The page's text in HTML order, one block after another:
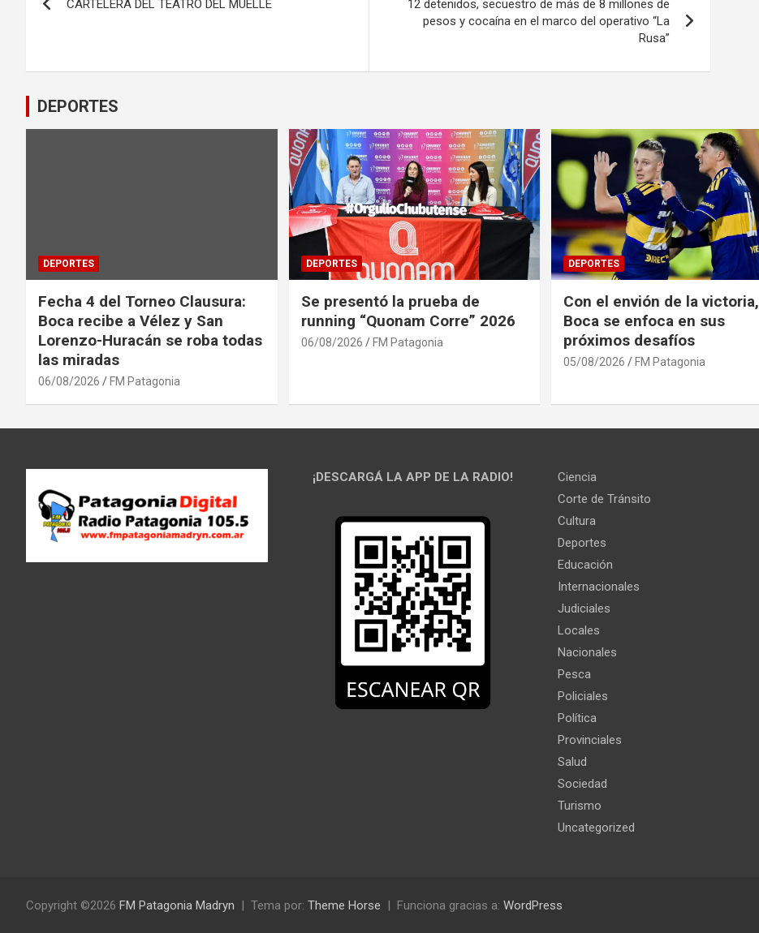
CARTELERA DEL TEATRO DEL MUELLE
12 detenidos, secuestro de más de 8 millones de
pesos y cocaína en el marco del operativo “La
Rusa”
DEPORTES
DEPORTES
Fecha 4 del Torneo Clausura:
Boca recibe a Vélez y San
Lorenzo-Huracán se roba todas
las miradas
06/08/2026 FM Patagonia
DEPORTES
Se presentó la prueba de
running “Quonam Corre” 2026
06/08/2026 FM Patagonia
DEPORTES
Con el envión de la victoria,
Boca se enfoca en sus
próximos desafíos
05/08/2026 FM Patagonia
¡DESCARGÁ LA APP DE LA RADIO!
Ciencia
Corte de Tránsito
Cultura
Deportes
Educación
Internacionales
Judiciales
Locales
Nacionales
Pesca
Policiales
Política
Provinciales
Salud
Sociedad
Turismo
Uncategorized
Copyright ©2026 FM Patagonia Madryn Tema por: Theme Horse Funciona gracias a: WordPress